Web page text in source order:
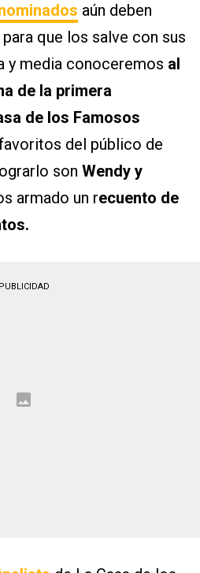
aún deben
que los salve con sus
y media conoceremos al
de la primera
de los Famosos
del público de
son Wendy y
armado un recuento de
PUBLICIDAD